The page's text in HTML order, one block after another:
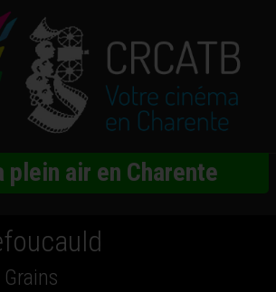
plein air en Charente